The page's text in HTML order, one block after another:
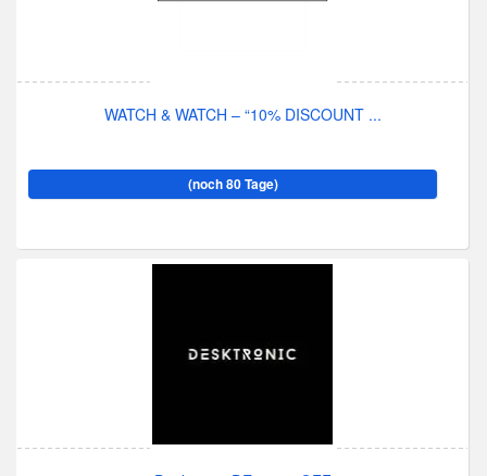
WATCH & WATCH – “10% DISCOUNT ...
(noch 80 Tage)